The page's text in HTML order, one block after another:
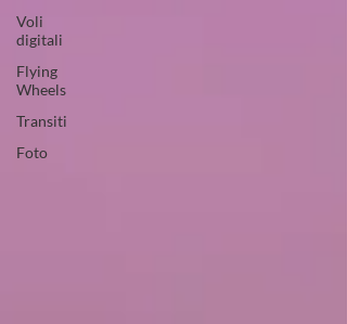
Voli
digitali
Flying
Wheels
Transiti
Foto